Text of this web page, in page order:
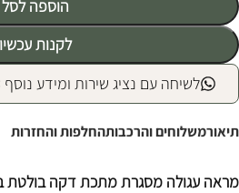
הוספה לסל
לקנות עכשיו
לשיחה עם נציג שירות ומידע
תיאורמשלוחים והרכבותהחלפות והחזרות
מראה עגולה מסגרת מתכת דקה בולטת